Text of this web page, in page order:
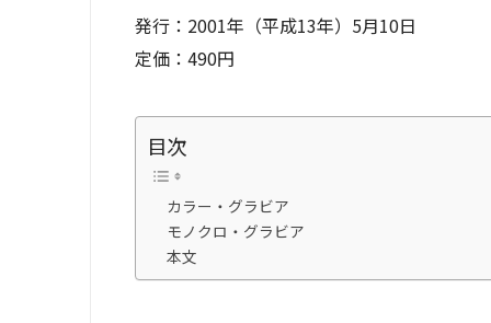
発行：2001年（平成13年）5月10日
定価：490円
目次
カラー・グラビア
モノクロ・グラビア
本文